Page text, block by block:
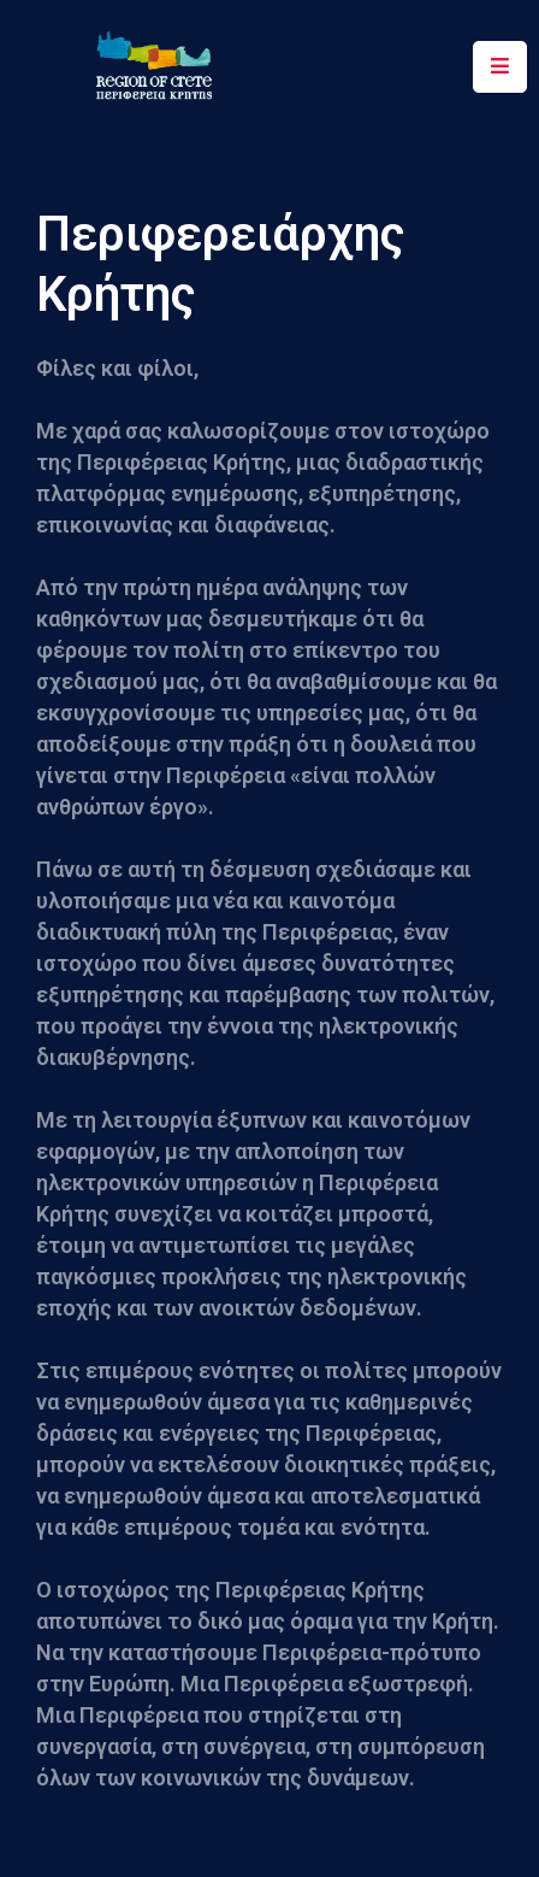
Περιφέρεια
Έργα
Δράσεις
Ψηφιακές
Υπηρεσίες
Περιφερειάρχης
Κρήτης
Φίλες και φίλοι,
Με χαρά σας καλωσορίζουμε στον ιστοχώρο
της Περιφέρειας Κρήτης, μιας διαδραστικής
πλατφόρμας ενημέρωσης, εξυπηρέτησης,
επικοινωνίας και διαφάνειας.
Από την πρώτη ημέρα ανάληψης των
καθηκόντων μας δεσμευτήκαμε ότι θα
φέρουμε τον πολίτη στο επίκεντρο του
σχεδιασμού μας, ότι θα αναβαθμίσουμε και θα
εκσυγχρονίσουμε τις υπηρεσίες μας, ότι θα
αποδείξουμε στην πράξη ότι η δουλειά που
γίνεται στην Περιφέρεια «είναι πολλών
ανθρώπων έργο».
Πάνω σε αυτή τη δέσμευση σχεδιάσαμε και
υλοποιήσαμε μια νέα και καινοτόμα
διαδικτυακή πύλη της Περιφέρειας, έναν
ιστοχώρο που δίνει άμεσες δυνατότητες
εξυπηρέτησης και παρέμβασης των πολιτών,
που προάγει την έννοια της ηλεκτρονικής
διακυβέρνησης.
Με τη λειτουργία έξυπνων και καινοτόμων
εφαρμογών, με την απλοποίηση των
ηλεκτρονικών υπηρεσιών η Περιφέρεια
Κρήτης συνεχίζει να κοιτάζει μπροστά,
έτοιμη να αντιμετωπίσει τις μεγάλες
παγκόσμιες προκλήσεις της ηλεκτρονικής
εποχής και των ανοικτών δεδομένων.
Στις επιμέρους ενότητες οι πολίτες μπορούν
να ενημερωθούν άμεσα για τις καθημερινές
δράσεις και ενέργειες της Περιφέρειας,
μπορούν να εκτελέσουν διοικητικές πράξεις,
να ενημερωθούν άμεσα και αποτελεσματικά
για κάθε επιμέρους τομέα και ενότητα.
Ο ιστοχώρος της Περιφέρειας Κρήτης
αποτυπώνει το δικό μας όραμα για την Κρήτη.
Να την καταστήσουμε Περιφέρεια-πρότυπο
στην Ευρώπη. Μια Περιφέρεια εξωστρεφή.
Μια Περιφέρεια που στηρίζεται στη
συνεργασία, στη συνέργεια, στη συμπόρευση
όλων των κοινωνικών της δυνάμεων.